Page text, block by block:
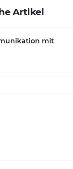
Artikel
mit